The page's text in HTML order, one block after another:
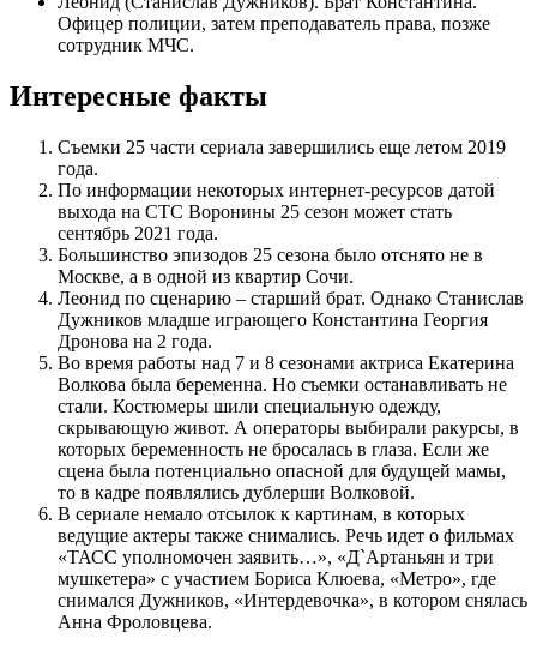
Офицер полиции, затем преподаватель права, позже
сотрудник МЧС.
Интересные факты
Съемки 25 части сериала завершились еще летом 2019
года.
По информации некоторых интернет-ресурсов датой
выхода на СТС Воронины 25 сезон может стать
сентябрь 2021 года.
Большинство эпизодов 25 сезона было отснято не в
Москве, а в одной из квартир Сочи.
Леонид по сценарию – старший брат. Однако Станислав
Дужников младше играющего Константина Георгия
Дронова на 2 года.
Во время работы над 7 и 8 сезонами актриса Екатерина
Волкова была беременна. Но съемки останавливать не
стали. Костюмеры шили специальную одежду,
скрывающую живот. А операторы выбирали ракурсы, в
которых беременность не бросалась в глаза. Если же
сцена была потенциально опасной для будущей мамы,
то в кадре появлялись дублерши Волковой.
В сериале немало отсылок к картинам, в которых
ведущие актеры также снимались. Речь идет о фильмах
«ТАСС уполномочен заявить…», «Д`Артаньян и три
мушкетера» с участием Бориса Клюева, «Метро», где
снимался Дужников, «Интердевочка», в котором снялась
Анна Фроловцева.